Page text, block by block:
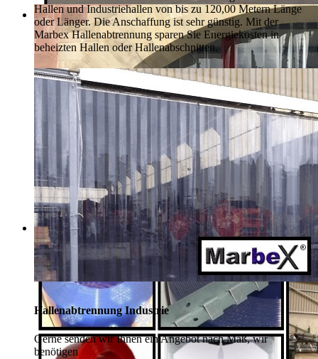
Hallen und Industriehallen von bis zu 120,00 Metern Länge
oder Länger. Die Anschaffung ist sehr günstig. Mit der
Marbex Hallenabtrennung sparen Sie Energiekosten in
beheizten Hallen oder Hallenabschnitten.
Hallenabtrennung Industrie
Gerne senden wir Ihnen ein Angebot nach Maß, wir
benötigen